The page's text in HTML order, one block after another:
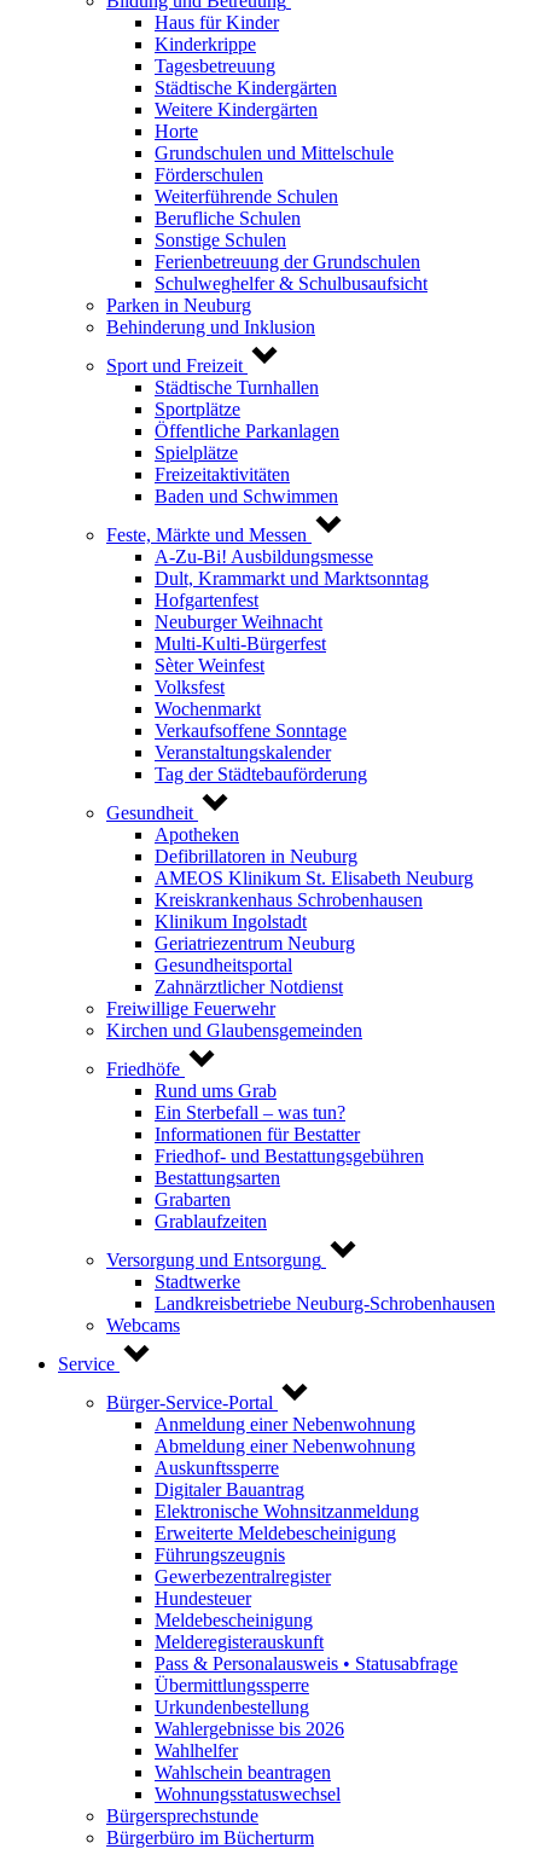
Haus für Kinder
Kinderkrippe
Tagesbetreuung
Städtische Kindergärten
Weitere Kindergärten
Horte
Grundschulen und Mittelschule
Förderschulen
Weiterführende Schulen
Berufliche Schulen
Sonstige Schulen
Ferienbetreuung der Grundschulen
Schulweghelfer & Schulbusaufsicht
Parken in Neuburg
Behinderung und Inklusion
Sport und Freizeit
Städtische Turnhallen
Sportplätze
Öffentliche Parkanlagen
Spielplätze
Freizeitaktivitäten
Baden und Schwimmen
Feste, Märkte und Messen
A-Zu-Bi! Ausbildungsmesse
Dult, Krammarkt und Marktsonntag
Hofgartenfest
Neuburger Weihnacht
Multi-Kulti-Bürgerfest
Sèter Weinfest
Volksfest
Wochenmarkt
Verkaufsoffene Sonntage
Veranstaltungskalender
Tag der Städtebauförderung
Gesundheit
Apotheken
Defibrillatoren in Neuburg
AMEOS Klinikum St. Elisabeth Neuburg
Kreiskrankenhaus Schrobenhausen
Klinikum Ingolstadt
Geriatriezentrum Neuburg
Gesundheitsportal
Zahnärztlicher Notdienst
Freiwillige Feuerwehr
Kirchen und Glaubensgemeinden
Friedhöfe
Rund ums Grab
Ein Sterbefall – was tun?
Informationen für Bestatter
Friedhof- und Bestattungsgebühren
Bestattungsarten
Grabarten
Grablaufzeiten
Versorgung und Entsorgung
Stadtwerke
Landkreisbetriebe Neuburg-Schrobenhausen
Webcams
Service
Bürger-Service-Portal
Anmeldung einer Nebenwohnung
Abmeldung einer Nebenwohnung
Auskunftssperre
Digitaler Bauantrag
Elektronische Wohnsitzanmeldung
Erweiterte Meldebescheinigung
Führungszeugnis
Gewerbezentralregister
Hundesteuer
Meldebescheinigung
Melderegisterauskunft
Pass & Personalausweis • Statusabfrage
Übermittlungssperre
Urkundenbestellung
Wahlergebnisse bis 2026
Wahlhelfer
Wahlschein beantragen
Wohnungsstatuswechsel
Bürgersprechstunde
Bürgerbüro im Bücherturm